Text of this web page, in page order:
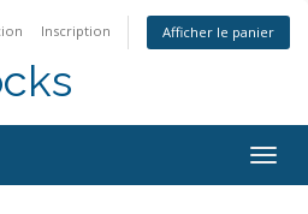
Inscription Afficher le panier